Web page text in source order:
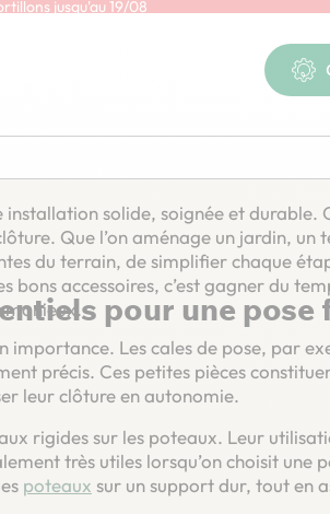
savoir plus
jusqu'au 19/08
grillage rigide
solide, soignée et durable.
Que l’on aménage un jardin, un
du terrain, de simplifier chaque
accessoires, c’est gagner du
pour une
importance. Les cales de pose, par
précis. Ces petites pièces
leur clôture en autonomie.
rigides sur les poteaux. Leur
très utiles lorsqu’on choisit une
poteaux sur un support dur, tout en